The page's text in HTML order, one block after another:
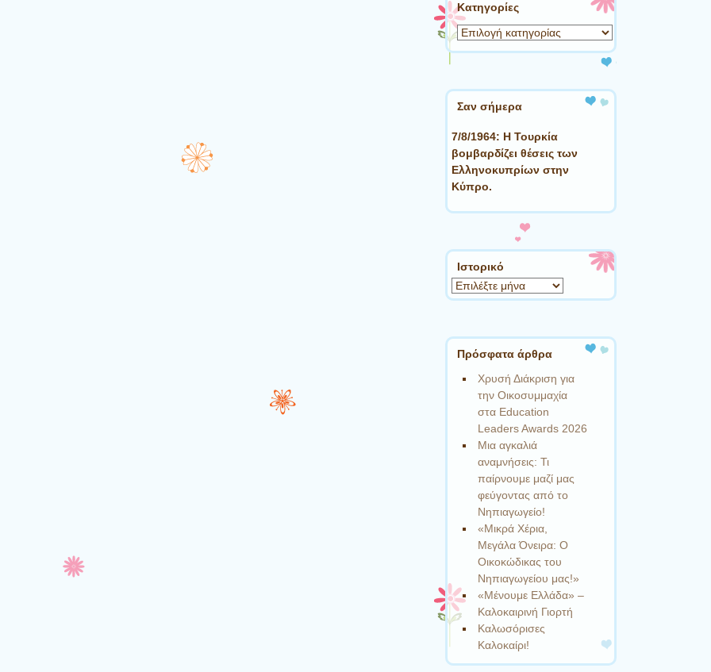
Kατηγορίες
Kατηγορίες
Σαν σήμερα
7/8/1964: Η Τουρκία
βομβαρδίζει θέσεις των
Ελληνοκυπρίων στην
Κύπρο.
Ιστορικό
Ιστορικό
Πρόσφατα άρθρα
Χρυσή Διάκριση για
την Οικοσυμμαχία
στα Education
Leaders Awards 2026
Μια αγκαλιά
αναμνήσεις: Τι
παίρνουμε μαζί μας
φεύγοντας από το
Νηπιαγωγείο!
«Μικρά Χέρια,
Μεγάλα Όνειρα: Ο
Οικοκώδικας του
Νηπιαγωγείου μας!»
«Μένουμε Ελλάδα» –
Καλοκαιρινή Γιορτή
Καλωσόρισες
Καλοκαίρι!